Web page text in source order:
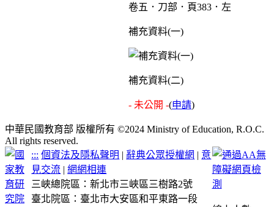
卷五．刀部．頁383．左
補充資料(一)
補充資料(二)
- 未公開 -(申請)
中華民國教育部 版權所有 ©2024 Ministry of Education, R.O.C.
All rights reserved.
::: 個資法及隱私聲明 | 辭典公眾授權網 | 意
見交流 |網網相連
三峽總院區：新北市三峽區三樹路2號
臺北院區：臺北市大安區和平東路一段